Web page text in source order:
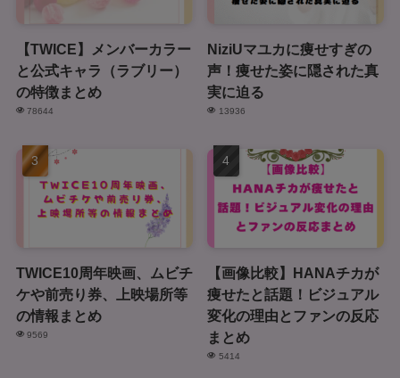
【TWICE】メンバーカラー
と公式キャラ（ラブリー）
の特徴まとめ
78644
NiziUマユカに痩せすぎの
声！痩せた姿に隠された真
実に迫る
13936
TWICE10周年映画、ムビチ
ケや前売り券、上映場所等
の情報まとめ
9569
【画像比較】HANAチカが
痩せたと話題！ビジュアル
変化の理由とファンの反応
まとめ
5414